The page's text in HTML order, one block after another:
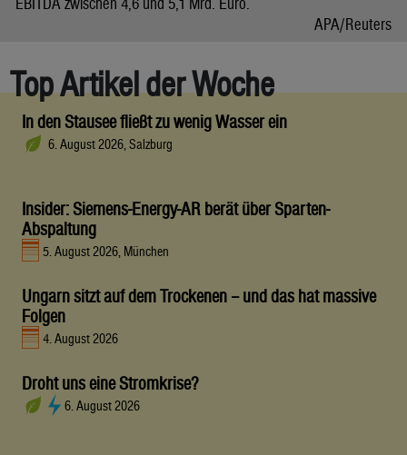
APA/Reuters
Top Artikel der Woche
In den Stausee fließt zu wenig Wasser ein
6. August 2026, Salzburg
Insider: Siemens-Energy-AR berät über Sparten-
Abspaltung
5. August 2026, München
Ungarn sitzt auf dem Trockenen – und das hat massive
Folgen
4. August 2026
Droht uns eine Stromkrise?
6. August 2026